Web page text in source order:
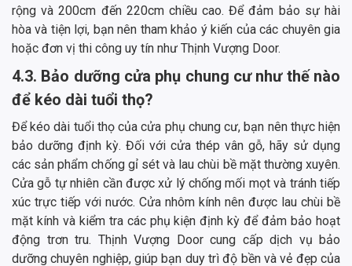
rộng và 200cm đến 220cm chiều cao. Để đảm bảo sự hài
hòa và tiện lợi, bạn nên tham khảo ý kiến của các chuyên gia
hoặc đơn vị thi công uy tín như Thịnh Vượng Door.
4.3. Bảo dưỡng cửa phụ chung cư như thế nào
để kéo dài tuổi thọ?
Để kéo dài tuổi thọ của cửa phụ chung cư, bạn nên thực hiện
bảo dưỡng định kỳ. Đối với cửa thép vân gỗ, hãy sử dụng
các sản phẩm chống gỉ sét và lau chùi bề mặt thường xuyên.
Cửa gỗ tự nhiên cần được xử lý chống mối mọt và tránh tiếp
xúc trực tiếp với nước. Cửa nhôm kính nên được lau chùi bề
mặt kính và kiểm tra các phụ kiện định kỳ để đảm bảo hoạt
động trơn tru. Thịnh Vượng Door cung cấp dịch vụ bảo
dưỡng chuyên nghiệp, giúp bạn duy trì độ bền và vẻ đẹp của